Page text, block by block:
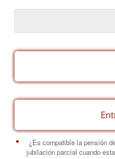
e
b
o
k
e
st
¿Es compatible la pensión
jubilación parcial cuando